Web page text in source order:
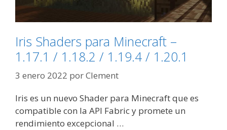
Iris Shaders para Minecraft –
1.17.1 / 1.18.2 / 1.19.4 / 1.20.1
3 enero 2022 porClement
Iris es un nuevo Shader para Minecraft que es
compatible con la API Fabric y promete un
rendimiento excepcional …